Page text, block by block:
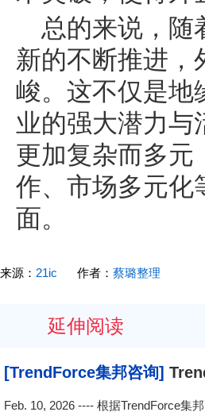
总的来说，随
新的不断推进，
峻。这不仅是地
业的强大潜力与
更加复杂而多元
作、市场多元化
面。
来源： 21ic 作者： 蔡璐整理
延伸阅读
[TrendForce集邦咨询]
上光收发模块占比将突破
Feb. 10, 2026 ---- 根据TrendForce集